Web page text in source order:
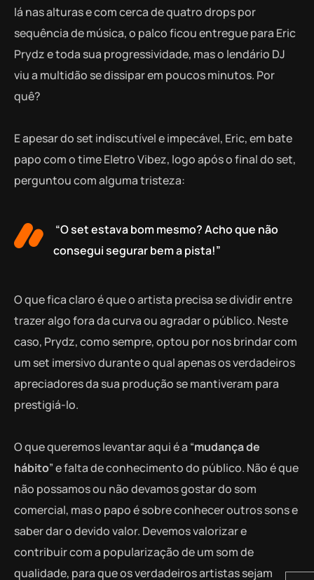
lá nas alturas e com cerca de quatro drops por
sequência de música, o palco ficou entregue para Eric
Prydz e toda sua progressividade, mas o lendário DJ
viu a multidão se dissipar em poucos minutos. Por
quê?
E apesar do set indiscutível e impecável, Eric, em bate
papo com o time Eletro Vibez, logo após o final do set,
perguntou com alguma tristeza:
“O set estava bom mesmo? Acho que não
consegui segurar bem a pista!”
O que fica claro é que o artista precisa se dividir entre
trazer algo fora da curva ou agradar o público. Neste
caso, Prydz, como sempre, optou por nos brindar com
um set imersivo durante o qual apenas os verdadeiros
apreciadores da sua produção se mantiveram para
prestigiá-lo.
O que queremos levantar aqui é a “mudança de
hábito” e falta de conhecimento do público. Não é que
não possamos ou não devamos gostar do som
comercial, mas o papo é sobre conhecer outros sons e
saber dar o devido valor. Devemos valorizar e
contribuir com a popularização de um som de
qualidade, para que os verdadeiros artistas sejam